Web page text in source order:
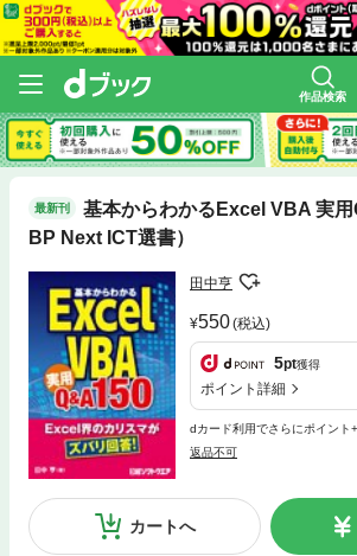
作品検索
最新刊
基本からわかるExcel VBA 実
BP Next ICT選書）
田中亨
550(税込)
5pt獲得
ポイント詳細
dカード利用でさらにポイント
返品不可
カートへ